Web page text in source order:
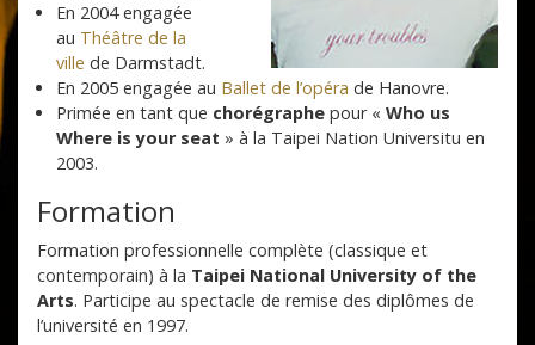
En 2004 engagée
au Théâtre de la
ville de Darmstadt.
En 2005 engagée au Ballet de l’opéra de Hanovre.
Primée en tant que chorégraphe pour « Who us
Where is your seat » à la Taipei Nation Universitu en
2003.
Formation
Formation professionnelle complète (classique et
contemporain) à la Taipei National University of the
Arts. Participe au spectacle de remise des diplômes de
l’université en 1997.